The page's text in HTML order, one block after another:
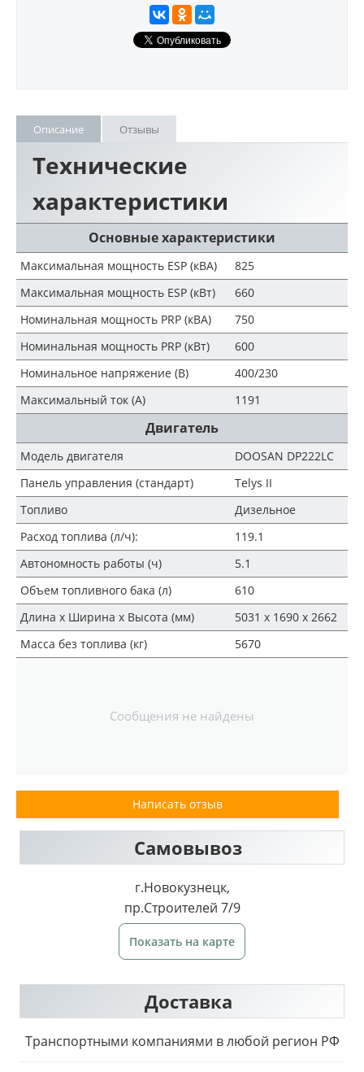
Описание Отзывы
Технические
характеристики
Основные характеристики
Максимальная мощность ESP (кВА)
825
Максимальная мощность ESP (кВт)
660
Номинальная мощность PRP (кВА)
750
Номинальная мощность PRP (кВт)
600
Номинальное напряжение (В)
400/230
Максимальный ток (А)
1191
Двигатель
Модель двигателя
DOOSAN DP222LC
Панель управления (стандарт)
Telys II
Топливо
Дизельное
Расход топлива (л/ч):
119.1
Автономность работы (ч)
5.1
Объем топливного бака (л)
610
Длина х Ширина х Высота (мм)
5031 х 1690 х 2662
Масса без топлива (кг)
5670
Сообщения не найдены
Написать отзыв
Самовывоз
г.Новокузнецк,
пр.Строителей 7/9
Показать на карте
Доставка
Транспортными компаниями в любой регион РФ